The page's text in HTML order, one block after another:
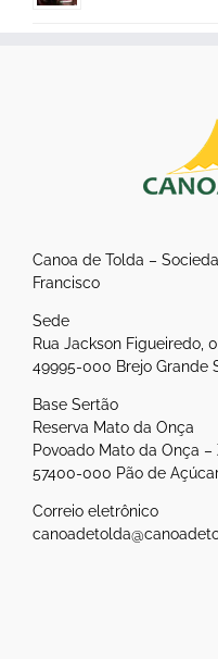
Canoa de Tolda –
Francisco
Sede
Rua Jackson Figueiredo,
49995-000 Brejo Grande
Base Sertão
Reserva Mato da Onça
Povoado Mato da Onça –
57400-000 Pão de
Correio eletrônico